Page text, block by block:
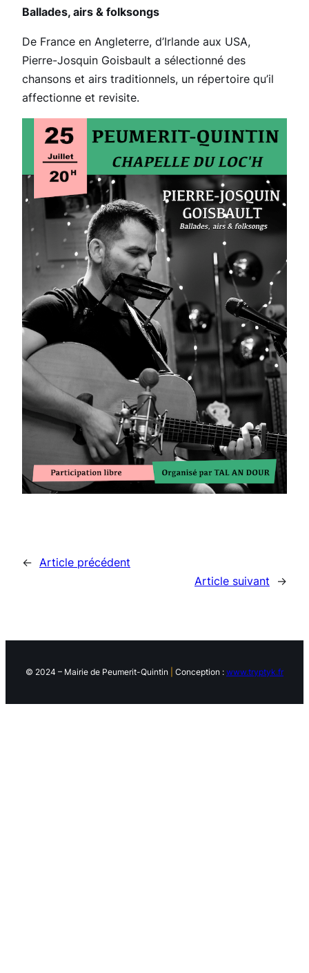
Ballades, airs & folksongs
De France en Angleterre, d’Irlande aux USA,
Pierre-Josquin Goisbault a sélectionné des
chansons et airs traditionnels, un répertoire qu’il
affectionne et revisite.
← Article précédent
Article suivant
→
© 2024 – Mairie de Peumerit-Quintin Conception : www.tryptyk.fr